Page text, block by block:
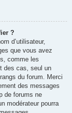
?
d’utilisateur,
que vous avez
comme les
des cas, seul un
du forum. Merci
des messages
de forums ne
modérateur pourra